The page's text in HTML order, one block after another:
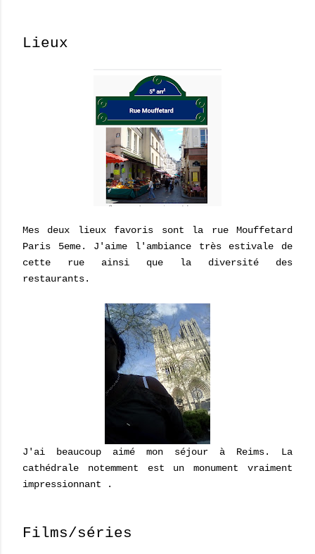
Lieux
Mes deux lieux favoris sont la rue Mouffetard
Paris 5eme. J'aime l'ambiance très estivale de
cette rue ainsi que la diversité des
restaurants.
J'ai beaucoup aimé mon séjour à Reims. La
cathédrale notemment est un monument vraiment
impressionnant .
Films/séries